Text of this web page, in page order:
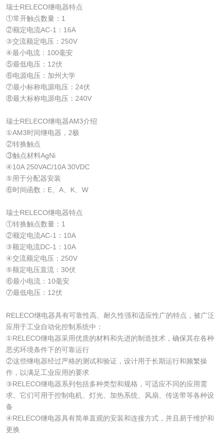
瑞士RELECO继电器特点
①常开触点数量：1
②额定电流AC-1：16A
③交流额定电压：250V
④最小电流：100毫安
⑤最低电压：12伏
⑥电源电压：加州大学
⑦最小标称电源电压：24伏
⑧最大标称电源电压：240V
瑞士RELECO继电器AM3介绍
①AM3时间继电器，2极
②转换触点
③触点材料AgNi
④10A 250VAC/10A 30VDC
⑤用于分配器安装
⑥时间函数：E、A、K、W
瑞士RELECO继电器特点
①转换触点数量：1
②额定电流AC-1：10A
③额定电流DC-1：10A
④交流额定电压：250V
⑤额定电压直流：30伏
⑥最小电流：10毫安
⑦最低电压：12伏
RELECO继电器具有可靠性高、耐久性强和适应性广的特点，被广泛
应用于工业自动化控制系统中：
①RELECO继电器采用优质的材料和先进的制造技术，确保其在各种
恶劣环境条件下的可靠运行
②这些继电器经过严格的测试和验证，设计用于长期运行和频繁操
作，以满足工业应用的要求
③RELECO继电器系列包括多种类型和规格，可适应不同的应用需
求。它们可用于控制电机、灯光、加热系统、风扇、传送带等各种设
备
④RELECO继电器具有简单直观的安装和连接方式，并且易于维护和
更换